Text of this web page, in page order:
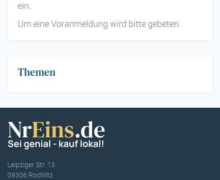
ein.
Um eine Voranmeldung wird bitte gebeten.
Themen
Leipziger Str. 13
09306 Rochlitz